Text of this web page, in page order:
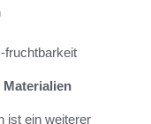
fruchtbarkeit
ist ein weiterer